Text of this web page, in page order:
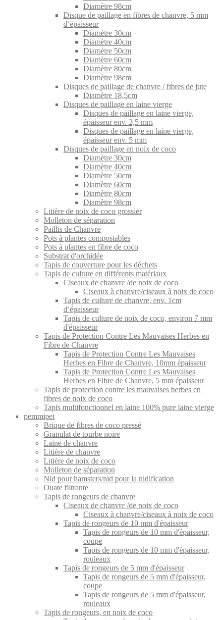
Diamètre 98cm
Disque de paillage en fibres de chanvre, 5 mm
d‘épaisseur
Diamètre 30cm
Diamètre 40cm
Diamètre 50cm
Diamètre 60cm
Diamètre 80cm
Diamètre 98cm
Disques de paillage de chanvre / fibres de jute
Diamètre 18,5cm
Disques de paillage en laine vierge
Disques de paillage en laine vierge,
épaisseur env. 2,5 mm
Disques de paillage en laine vierge,
épaisseur env. 5 mm
Disques de paillage en noix de coco
Diamètre 30cm
Diamètre 40cm
Diamètre 50cm
Diamètre 60cm
Diamètre 80cm
Diamètre 98cm
Litière de noix de coco grossier
Molleton de séparation
Paillis de Chanvre
Pots à plantes compostables
Pots à plantes en fibre de coco
Substrat d'orchidée
Tapis de couverture pour les déchets
Tapis de culture en différents matériaux
Ciseaux de chanvre /de noix de coco
Ciseaux à chanvre/ciseaux à noix de coco
Tapis de culture de chanvre, env. 1cm
d’épaisseur
Tapis de culture de noix de coco, environ 7 mm
d'épaisseur
Tapis de Protection Contre Les Mauvaises Herbes en
Fibre de Chanvre
Tapis de Protection Contre Les Mauvaises
Herbes en Fibre de Chanvre, 10mm épaisseur
Tapis de Protection Contre Les Mauvaises
Herbes en Fibre de Chanvre, 5 mm épaisseur
Tapis de protection contre les mauvaises herbes en
fibres de noix de coco
Tapis multifonctionnel en laine 100% pure laine vierge
pemmipet
Brique de fibres de coco pressé
Granulat de tourbe noire
Laine de chanvre
Litière de chanvre
Litière de noix de coco
Molleton de séparation
Nid pour hamsters/nid pour la nidification
Ouate filtrante
Tapis de rongeurs de chanvre
Ciseaux de chanvre /de noix de coco
Ciseaux à chanvre/ciseaux à noix de coco
Tapis de rongeurs de 10 mm d'épaisseur
Tapis de rongeurs de 10 mm d'épaisseur,
coupe
Tapis de rongeurs de 10 mm d'épaisseur,
rouleaux
Tapis de rongeurs de 5 mm d'épaisseur
Tapis de rongeurs de 5 mm d'épaisseur,
coupe
Tapis de rongeurs de 5 mm d'épaisseur,
rouleaux
Tapis de rongeurs, en noix de coco